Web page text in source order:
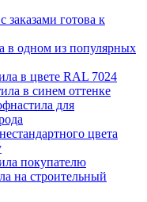
готова к
в одном из популярных
в цвете RAL 7024
в синем оттенке
для
цвета
покупателю
на строительный